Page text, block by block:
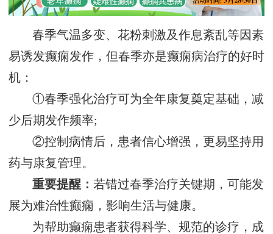
春季气温多变、花粉刺激及作息紊乱等因素
易诱发癫痫发作，但春季亦是癫痫病治疗的好时
机：
①春季强化治疗可为全年康复奠定基础，减
少后期发作频率;
②控制病情后，患者信心增强，更易坚持用
药与康复管理。
重要提醒‌：若错过春季治疗关键期，可能发
展为难治性癫痫，影响生活与健康。
为帮助癫痫患者获得科学、规范的诊疗，成